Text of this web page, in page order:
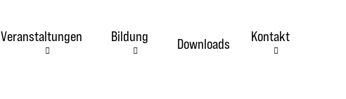
Veranstaltungen Bildung Downloads Kontakt